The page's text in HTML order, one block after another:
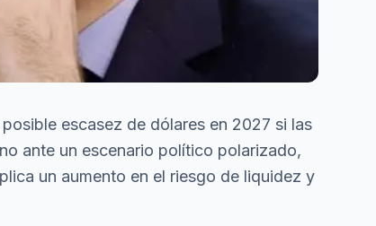
escasez de dólares en 2027 si las
ante un escenario político polarizado,
un aumento en el riesgo de liquidez y